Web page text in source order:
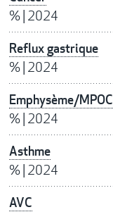
%| 2024
Reflux gastrique
%| 2024
Emphysème/MPOC
%| 2024
Asthme
%| 2024
AVC